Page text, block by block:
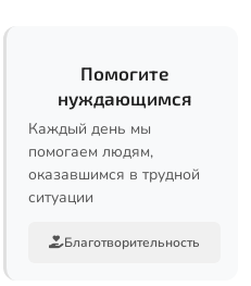
Помогите
нуждающимся
Каждый день мы
помогаем людям,
оказавшимся в трудной
ситуации
Благотворительность